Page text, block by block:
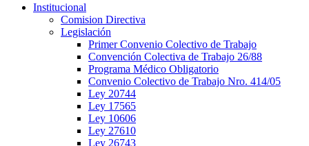
Institucional
Comision Directiva
Legislación
Primer Convenio Colectivo de Trabajo
Convención Colectiva de Trabajo 26/88
Programa Médico Obligatorio
Convenio Colectivo de Trabajo Nro. 414/05
Ley 20744
Ley 17565
Ley 10606
Ley 27610
Ley 26743